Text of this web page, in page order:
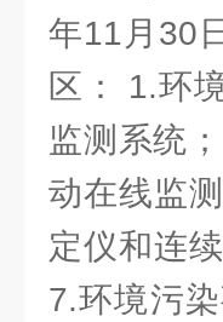
年11月30
区： 1.环
监测系统
动在线监
定仪和连
7.环境污